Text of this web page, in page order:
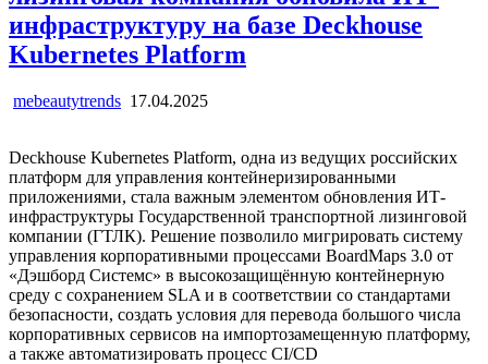
инфраструктуру на базе Deckhouse
Kubernetes Platform
mebeautytrends 17.04.2025
Deckhouse Kubernetes Platform, одна из ведущих российских
платформ для управления контейнеризированными
приложениями, стала важным элементом обновления ИТ-
инфраструктуры Государственной транспортной лизинговой
компании (ГТЛК). Решение позволило мигрировать систему
управления корпоративными процессами BoardMaps 3.0 от
«Дэшборд Системс» в высокозащищённую контейнерную
среду с сохранением SLA и в соответствии со стандартами
безопасности, создать условия для перевода большого числа
корпоративных сервисов на импортозамещенную платформу,
а также автоматизировать процесс CI/CD